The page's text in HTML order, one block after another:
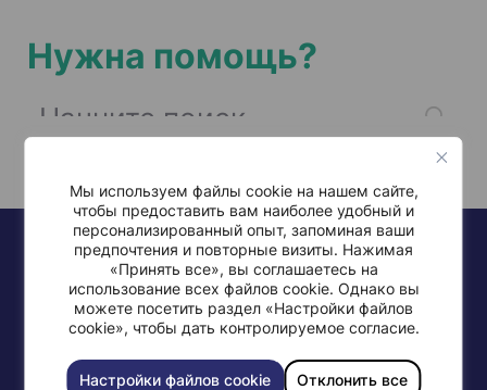
Мы используем файлы cookie на нашем сайте,
чтобы предоставить вам наиболее удобный и
персонализированный опыт, запоминая ваши
предпочтения и повторные визиты. Нажимая
«Принять все», вы соглашаетесь на
использование всех файлов cookie. Однако вы
можете посетить раздел «Настройки файлов
cookie», чтобы дать контролируемое согласие.
Настройки файлов cookie Отклонить все
Нужна помощь?
+972-77-997-0568